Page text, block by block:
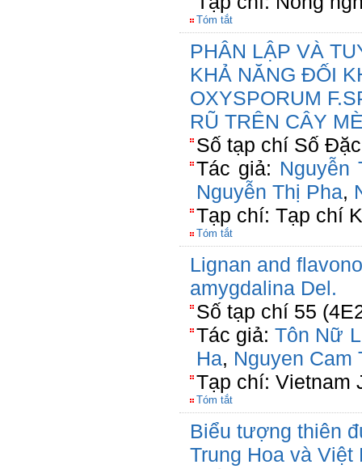
Tóm tắt
PHÂN LẬP VÀ
KHẢ NĂNG ĐỐI
OXYSPORUM
RŨ TRÊN CÂY
Số tạp chí Số
Tác giả: Nguyễn
Nguyễn Thị Pha,
Tạp chí: Tạp chí
Tóm tắt
Lignan and
amygdalina Del.
Số tạp chí 55
Tác giả:Tôn Nữ
Ha, Nguyen Cam
Tạp chí: Vietnam
Tóm tắt
Biểu tượng thiên
Trung Hoa và